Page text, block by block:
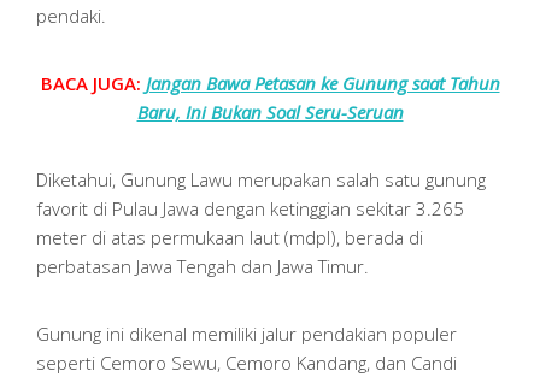
pendaki.
BACA JUGA: Jangan Bawa Petasan ke Gunung saat Tahun
Baru, Ini Bukan Soal Seru-Seruan
Diketahui, Gunung Lawu merupakan salah satu gunung
favorit di Pulau Jawa dengan ketinggian sekitar 3.265
meter di atas permukaan laut (mdpl), berada di
perbatasan Jawa Tengah dan Jawa Timur.
Gunung ini dikenal memiliki jalur pendakian populer
seperti Cemoro Sewu, Cemoro Kandang, dan Candi